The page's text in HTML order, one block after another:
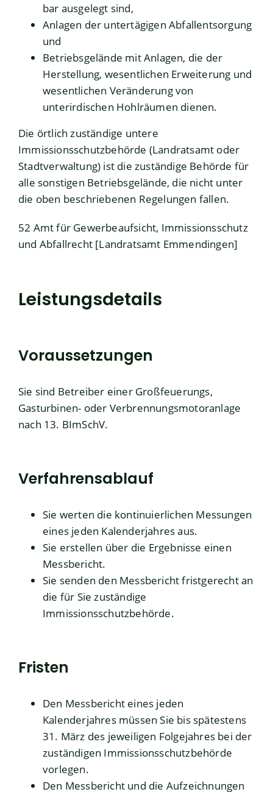
bar ausgelegt sind,
Anlagen der untertägigen Abfallentsorgung
und
Betriebsgelände mit Anlagen, die der
Herstellung, wesentlichen Erweiterung und
wesentlichen Veränderung von
unterirdischen Hohlräumen dienen.
Die örtlich zuständige untere
Immissionsschutzbehörde (Landratsamt oder
Stadtverwaltung) ist die zuständige Behörde für
alle sonstigen Betriebsgelände, die nicht unter
die oben beschriebenen Regelungen fallen.
52 Amt für Gewerbeaufsicht, Immissionsschutz
und Abfallrecht [Landratsamt Emmendingen]
Leistungsdetails
Voraussetzungen
Sie sind Betreiber einer Großfeuerungs,
Gasturbinen- oder Verbrennungsmotoranlage
nach 13. BImSchV.
Verfahrensablauf
Sie werten die kontinuierlichen Messungen
eines jeden Kalenderjahres aus.
Sie erstellen über die Ergebnisse einen
Messbericht.
Sie senden den Messbericht fristgerecht an
die für Sie zuständige
Immissionsschutzbehörde.
Fristen
Den Messbericht eines jeden
Kalenderjahres müssen Sie bis spätestens
31. März des jeweiligen Folgejahres bei der
zuständigen Immissionsschutzbehörde
vorlegen.
Den Messbericht und die Aufzeichnungen